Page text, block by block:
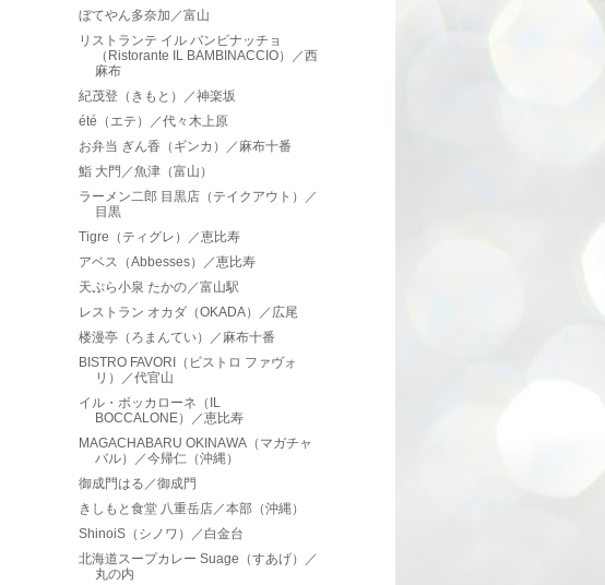
ぼてやん多奈加／富山
リストランテ イル バンビナッチョ
（Ristorante IL BAMBINACCIO）／西
麻布
紀茂登（きもと）／神楽坂
été（エテ）／代々木上原
お弁当 ぎん香（ギンカ）／麻布十番
鮨 大門／魚津（富山）
ラーメン二郎 目黒店（テイクアウト）／
目黒
Tigre（ティグレ）／恵比寿
アベス（Abbesses）／恵比寿
天ぷら小泉 たかの／富山駅
レストラン オカダ（OKADA）／広尾
楼漫亭（ろまんてい）／麻布十番
BISTRO FAVORI（ビストロ ファヴォ
リ）／代官山
イル・ボッカローネ（IL
BOCCALONE）／恵比寿
MAGACHABARU OKINAWA（マガチャ
バル）／今帰仁（沖縄）
御成門はる／御成門
きしもと食堂 八重岳店／本部（沖縄）
ShinoiS（シノワ）／白金台
北海道スープカレー Suage（すあげ）／
丸の内